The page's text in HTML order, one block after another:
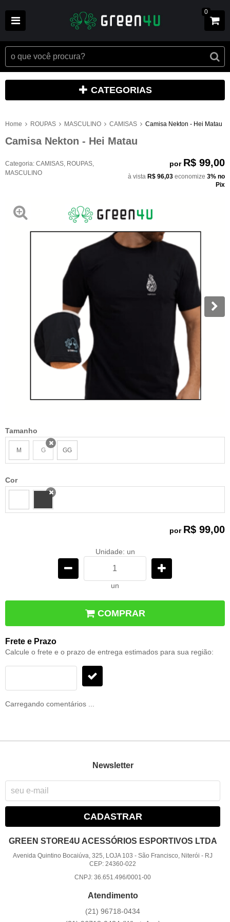
0
CATEGORIAS
Home ROUPAS MASCULINO CAMISAS Camisa Nekton - Hei Matau
Camisa Nekton - Hei Matau
Categoria: CAMISAS ROUPAS
MASCULINO
por R$ 99,00
à vista R$ 96,03 economize 3% no
Pix
Tamanho
M G GG
Cor
por R$ 99,00
Unidade: un
un
COMPRAR
Frete e Prazo
Calcule o frete e o prazo de entrega estimados para sua região:
Carregando comentários ...
Newsletter
CADASTRAR
GREEN STORE4U ACESSÓRIOS ESPORTIVOS LTDA
Avenida Quintino Bocaiúva, 325, LOJA 103 -São Francisco, Niterói - RJ
CEP: 24360-022
CNPJ: 36.651.496/0001-00
Atendimento
(21) 96718-0434